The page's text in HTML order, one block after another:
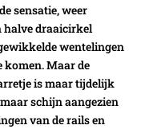
sensatie, weer
halve draaicirkel
wentelingen
komen. Maar de
is maar tijdelijk
schijn aangezien
van de rails en